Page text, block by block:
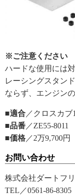
※ご注意ください
ハードな使用には
レーシングスタン
ならず、エンジン
■適合 ／クロスカブ
■品番 ／ZE55-8011
■価格 ／2万9,700円
お問い合わせ
株式会社ダートフ
TEL／0561-86-8305